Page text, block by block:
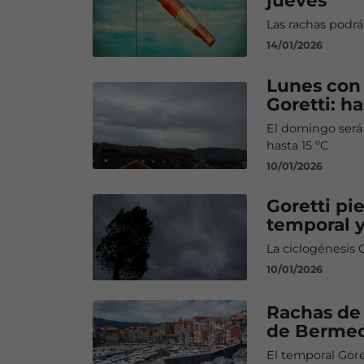
Las rachas
14/01/2026
Lunes
Goretti:
El domingo
hasta 15 ºC
10/01/2026
Goretti
temporal
La ciclogénesis
10/01/2026
Rachas
de
El temporal